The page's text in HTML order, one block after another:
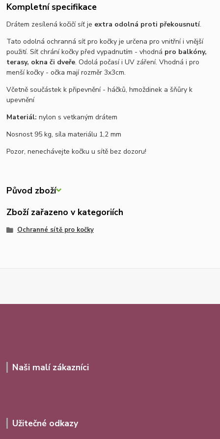
Kompletní specifikace
Drátem zesílená kočičí síť je extra odolná proti překousnutí.
Tato odolná ochranná síť pro kočky je určena pro vnitřní i vnější
použití. Síť chrání kočky před vypadnutím - vhodná pro balkóny,
terasy, okna či dveře. Odolá počasí i UV záření. Vhodná i pro
menší kočky - očka mají rozměr 3x3cm.
Včetně součástek k připevnění - háčků, hmoždinek a šňůry k
upevnění
Materiál:nylon s vetkaným drátem
Nosnost 95 kg, síla materiálu 1,2 mm
Pozor, nenechávejte kočku u sítě bez dozoru!
Původ zboží
Zboží zařazeno v kategoriích
Ochranné sítě pro kočky
Naši malí zákazníci
Užitečné odkazy